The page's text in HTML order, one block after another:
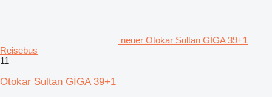
neuer Otokar Sultan GİGA 39+1
Reisebus
11
Otokar Sultan GİGA 39+1